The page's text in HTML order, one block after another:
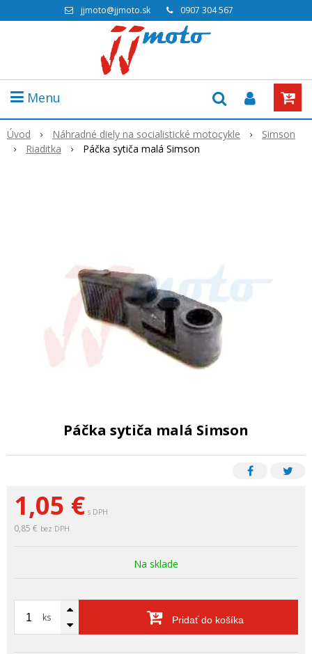
jjmoto@jjmoto.sk 0907 304 567
Menu
Úvod Náhradné diely na socialistické motocykle
Simson
Riaditka
Páčka sytiča malá Simson
1,05 € s DPH
0,85 € bez DPH
Na sklade
ks Pridať do košíka
Páčka sytiča malá Simson